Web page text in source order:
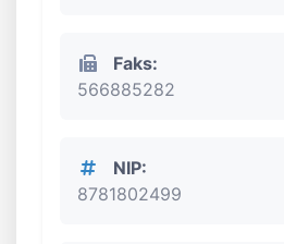
Faks:
566885282
NIP:
8781802499